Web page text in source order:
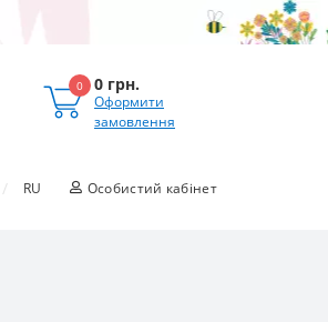
0 0 грн.
Оформити
замовлення
/ RU Особистий кабінет